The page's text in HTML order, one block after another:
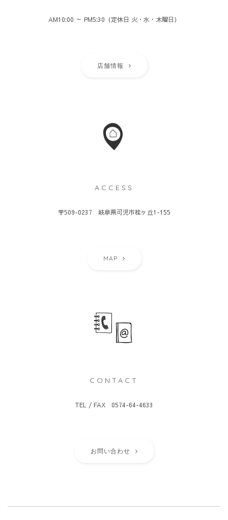
AM10:00 ～ PM5:30（定休日 火・水・木曜日）
店舗情報
ACCESS
〒509-0237 岐阜県可児市桂ヶ丘1-155
MAP
CONTACT
TEL / FAX 0574-64-4633
お問い合わせ